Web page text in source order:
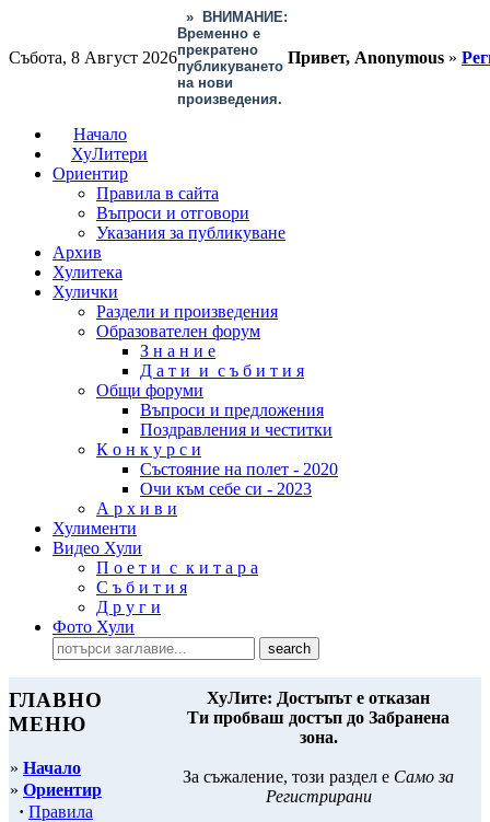
Събота, 8 Август 2026
»
ВНИМАНИЕ:
Временно е
прекратено
публикуването
на нови
произведения.
Привет, Anonymous »
Начало
ХуЛитери
Ориентир
Правила в сайта
Въпроси и отговори
Указания за публикуване
Архив
Хулитека
Хулички
Раздели и произведения
Образователен форум
З н а н и е
Д а т и и с ъ б и т и я
Общи форуми
Въпроси и предложения
Поздравления и честитки
К о н к у р с и
Състояние на полет - 2020
Очи към себе си - 2023
А р х и в и
Хулименти
Видео Хули
П о е т и с к и т а р а
С ъ б и т и я
Д р у г и
Фото Хули
ГЛАВНО
МЕНЮ
» Начало
» Ориентир
· Правила
ХуЛите: Достъпът е отказан
Ти пробваш достъп до Забранена
зона.
За съжаление, този раздел е Само за
Регистрирани